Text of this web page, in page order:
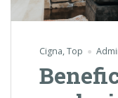
Cigna,Top